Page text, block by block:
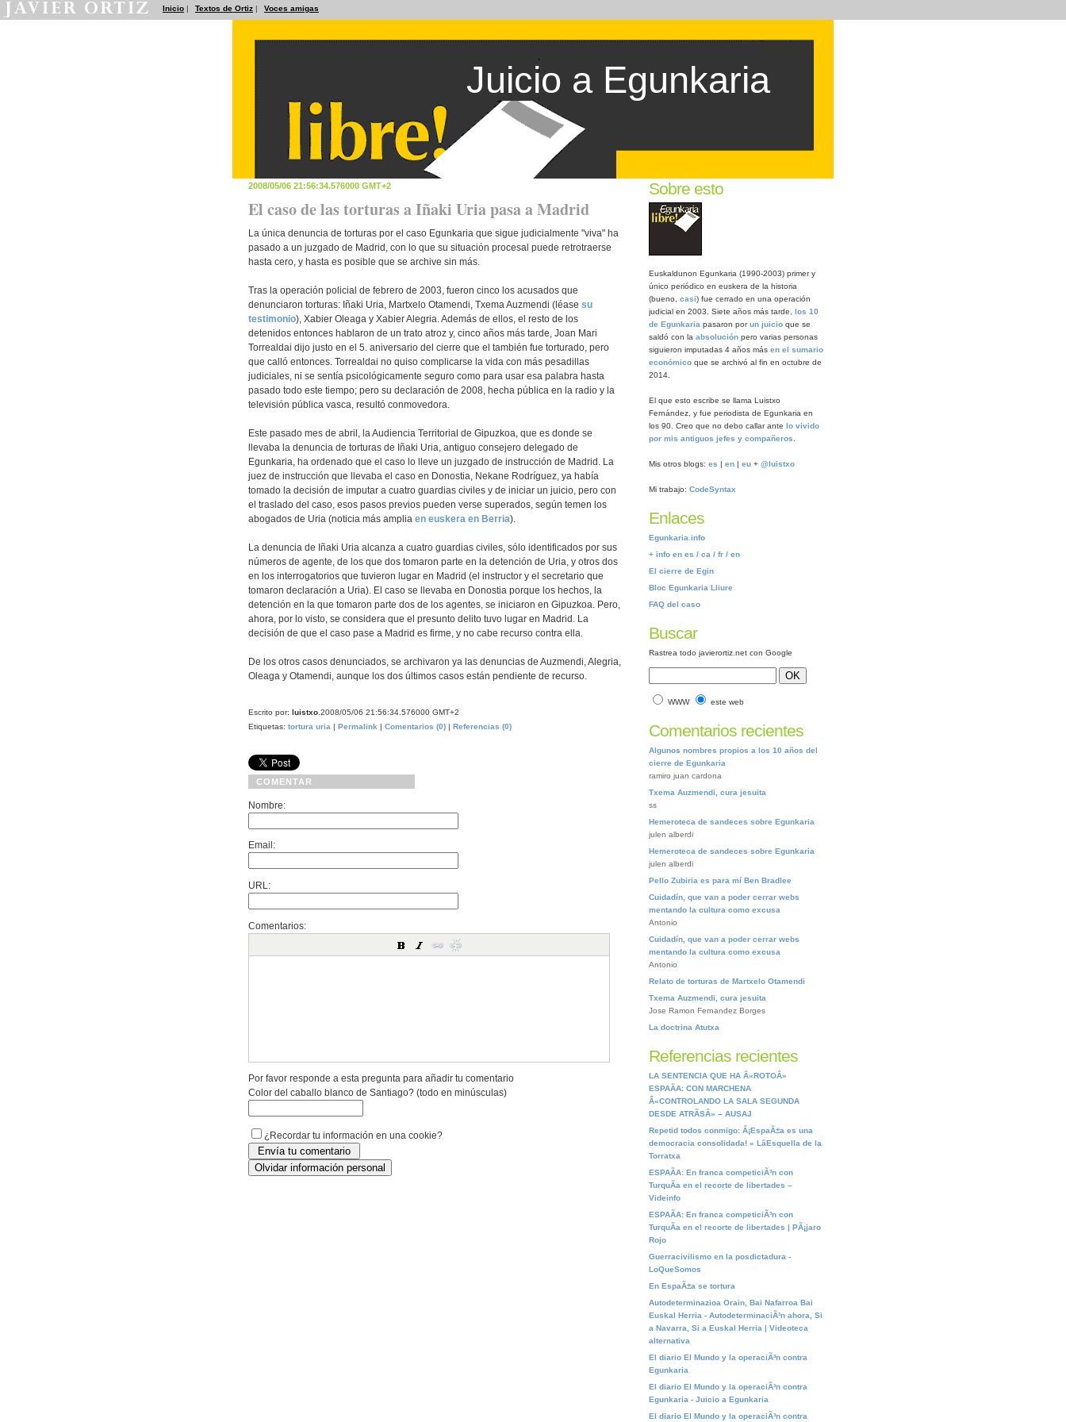
Inicio | Textos de Ortiz | Voces amigas
Juicio a Egunkaria
2008/05/06 21:56:34.576000 GMT+2
El caso de las torturas a Iñaki Uria pasa a Madrid
La única denuncia de torturas por el caso Egunkaria que sigue judicialmente "viva" ha
pasado a un juzgado de Madrid, con lo que su situación procesal puede retrotraerse
hasta cero, y hasta es posible que se archive sin más.
Tras la operación policial de febrero de 2003, fueron cinco los acusados que
denunciaron torturas: Iñaki Uria, Martxelo Otamendi, Txema Auzmendi (léase su
testimonio), Xabier Oleaga y Xabier Alegria. Además de ellos, el resto de los
detenidos entonces hablaron de un trato atroz y, cinco años más tarde, Joan Mari
Torrealdai dijo justo en el 5. aniversario del cierre que el también fue torturado, pero
que calló entonces. Torrealdai no quiso complicarse la vida con más pesadillas
judiciales, ni se sentía psicológicamente seguro como para usar esa palabra hasta
pasado todo este tiempo; pero su declaración de 2008, hecha pública en la radio y la
televisión pública vasca, resultó conmovedora.
Este pasado mes de abril, la Audiencia Territorial de Gipuzkoa, que es donde se
llevaba la denuncia de torturas de Iñaki Uria, antiguo consejero delegado de
Egunkaria, ha ordenado que el caso lo lleve un juzgado de instrucción de Madrid. La
juez de instrucción que llevaba el caso en Donostia, Nekane Rodríguez, ya había
tomado la decisión de imputar a cuatro guardias civiles y de iniciar un juicio, pero con
el traslado del caso, esos pasos previos pueden verse superados, según temen los
abogados de Uria (noticia más amplia en euskera en Berria).
La denuncia de Iñaki Uria alcanza a cuatro guardias civiles, sólo identificados por sus
números de agente, de los que dos tomaron parte en la detención de Uria, y otros dos
en los interrogatorios que tuvieron lugar en Madrid (el instructor y el secretario que
tomaron declaración a Uria). El caso se llevaba en Donostia porque los hechos, la
detención en la que tomaron parte dos de los agentes, se iniciaron en Gipuzkoa. Pero,
ahora, por lo visto, se considera que el presunto delito tuvo lugar en Madrid. La
decisión de que el caso pase a Madrid es firme, y no cabe recurso contra ella.
De los otros casos denunciados, se archivaron ya las denuncias de Auzmendi, Alegria,
Oleaga y Otamendi, aunque los dos últimos casos están pendiente de recurso.
Escrito por: luistxo .2008/05/06 21:56:34.576000 GMT+2
Etiquetas: tortura uria | Permalink | Comentarios (0) | Referencias (0)
COMENTAR
Nombre:
Email:
URL:
Comentarios:
Por favor responde a esta pregunta para añadir tu comentario
Color del caballo blanco de Santiago? (todo en minúsculas)
¿Recordar tu información en una cookie?
Sobre esto
Euskaldunon Egunkaria (1990-2003) primer y
único periódico en euskera de la historia
(bueno, casi) fue cerrado en una operación
judicial en 2003. Siete años más tarde, los 10
de Egunkaria pasaron porun juicio que se
saldó con la absolución pero varias personas
siguieron imputadas 4 años más en el sumario
económico que se archivó al fin en octubre de
2014.
El que esto escribe se llama Luistxo
Fernández, y fue periodista de Egunkaria en
los 90. Creo que no debo callar ante lo vivido
por mis antiguos jefes y compañeros
Mis otros blogs: es | en | eu + @luistxo
Mi trabajo: CodeSyntax
Enlaces
Egunkaria.info
+ info en es / ca / fr / en
El cierre de Egin
Bloc Egunkaria Lliure
FAQ del caso
Buscar
Rastrea todo javierortiz.net con Google
WWW este web
Comentarios recientes
Algunos nombres propios a los 10 años del
cierre de Egunkaria
ramiro juan cardona
Txema Auzmendi, cura jesuita
ss
Hemeroteca de sandeces sobre Egunkaria
julen alberdi
Hemeroteca de sandeces sobre Egunkaria
julen alberdi
Pello Zubiria es para mí Ben Bradlee
Cuidadín, que van a poder cerrar webs
mentando la cultura como excusa
Antonio
Cuidadín, que van a poder cerrar webs
mentando la cultura como excusa
Antonio
Relato de torturas de Martxelo Otamendi
Txema Auzmendi, cura jesuita
Jose Ramon Fernandez Borges
La doctrina Atutxa
Referencias recientes
LA SENTENCIA QUE HA Â«ROTOÂ»
ESPAÃA: CON MARCHENA
Â«CONTROLANDO LA SALA SEGUNDA
DESDE ATRÃSÂ» – AUSAJ
Repetid todos conmigo: Â¡EspaÃ±a es una
democracia consolidada! « LâEsquella de la
Torratxa
ESPAÃA: En franca competiciÃ³n con
TurquÃ­a en el recorte de libertades –
Videinfo
ESPAÃA: En franca competiciÃ³n con
TurquÃ­a en el recorte de libertades | PÃ¡jaro
Rojo
Guerracivilismo en la posdictadura -
LoQueSomos
En EspaÃ±a se tortura
Autodeterminazioa Orain, Bai Nafarroa Bai
Euskal Herria - AutodeterminaciÃ³n ahora, Si
a Navarra, Si a Euskal Herria | Videoteca
alternativa
El diario El Mundo y la operaciÃ³n contra
Egunkaria
El diario El Mundo y la operaciÃ³n contra
Egunkaria - Juicio a Egunkaria
El diario El Mundo y la operaciÃ³n contra